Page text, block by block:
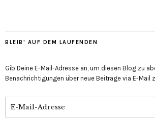
BLEIB' AUF DEM LAUFENDEN
Gib Deine E-Mail-Adresse an, um diesen Blog zu
Benachrichtigungen über neue Beiträge via E-Mail